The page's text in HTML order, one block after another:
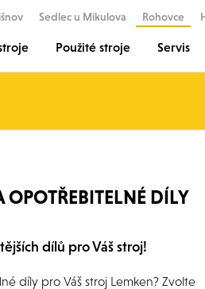
Sedlec u Mikulova Rohovce
Použité stroje Servis
DÍLY
dílů pro Váš stroj!
díly pro Váš stroj Lemken? Zvolte